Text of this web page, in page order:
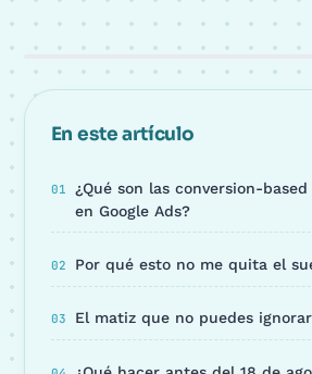
En este artículo
¿Qué son las conversion-
en Google Ads?
Por qué esto no me quita el
El matiz que no puedes ignorar